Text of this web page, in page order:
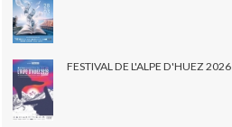
FESTIVAL DE L'ALPE D'HUEZ 2026